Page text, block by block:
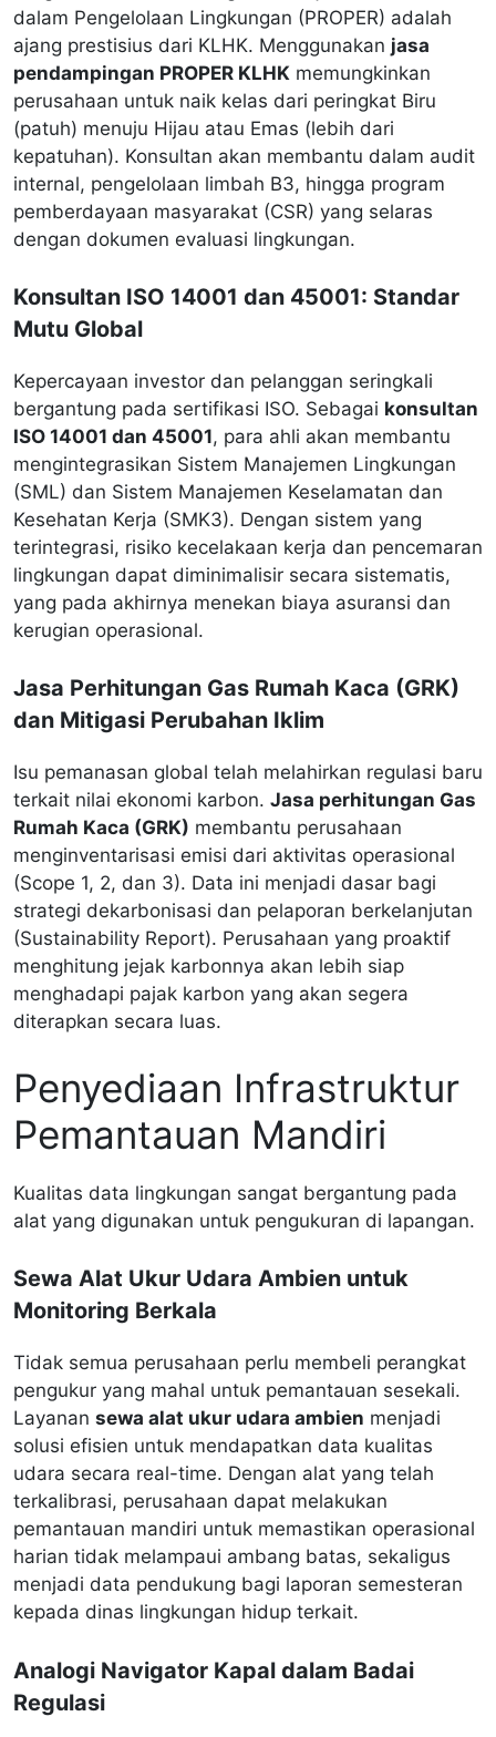
dalam Pengelolaan Lingkungan (PROPER) adalah
ajang prestisius dari KLHK. Menggunakan jasa
pendampingan PROPER KLHK memungkinkan
perusahaan untuk naik kelas dari peringkat Biru
(patuh) menuju Hijau atau Emas (lebih dari
kepatuhan). Konsultan akan membantu dalam audit
internal, pengelolaan limbah B3, hingga program
pemberdayaan masyarakat (CSR) yang selaras
dengan dokumen evaluasi lingkungan.
Konsultan ISO 14001 dan 45001: Standar
Mutu Global
Kepercayaan investor dan pelanggan seringkali
bergantung pada sertifikasi ISO. Sebagai konsultan
ISO 14001 dan 45001, para ahli akan membantu
mengintegrasikan Sistem Manajemen Lingkungan
(SML) dan Sistem Manajemen Keselamatan dan
Kesehatan Kerja (SMK3). Dengan sistem yang
terintegrasi, risiko kecelakaan kerja dan pencemaran
lingkungan dapat diminimalisir secara sistematis,
yang pada akhirnya menekan biaya asuransi dan
kerugian operasional.
Jasa Perhitungan Gas Rumah Kaca (GRK)
dan Mitigasi Perubahan Iklim
Isu pemanasan global telah melahirkan regulasi baru
terkait nilai ekonomi karbon. Jasa perhitungan Gas
Rumah Kaca (GRK) membantu perusahaan
menginventarisasi emisi dari aktivitas operasional
(Scope 1, 2, dan 3). Data ini menjadi dasar bagi
strategi dekarbonisasi dan pelaporan berkelanjutan
(Sustainability Report). Perusahaan yang proaktif
menghitung jejak karbonnya akan lebih siap
menghadapi pajak karbon yang akan segera
diterapkan secara luas.
Penyediaan Infrastruktur
Pemantauan Mandiri
Kualitas data lingkungan sangat bergantung pada
alat yang digunakan untuk pengukuran di lapangan.
Sewa Alat Ukur Udara Ambien untuk
Monitoring Berkala
Tidak semua perusahaan perlu membeli perangkat
pengukur yang mahal untuk pemantauan sesekali.
Layanan sewa alat ukur udara ambien menjadi
solusi efisien untuk mendapatkan data kualitas
udara secara real-time. Dengan alat yang telah
terkalibrasi, perusahaan dapat melakukan
pemantauan mandiri untuk memastikan operasional
harian tidak melampaui ambang batas, sekaligus
menjadi data pendukung bagi laporan semesteran
kepada dinas lingkungan hidup terkait.
Analogi Navigator Kapal dalam Badai
Regulasi